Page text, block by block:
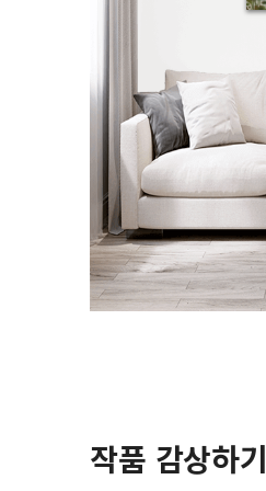
작품 감상하기